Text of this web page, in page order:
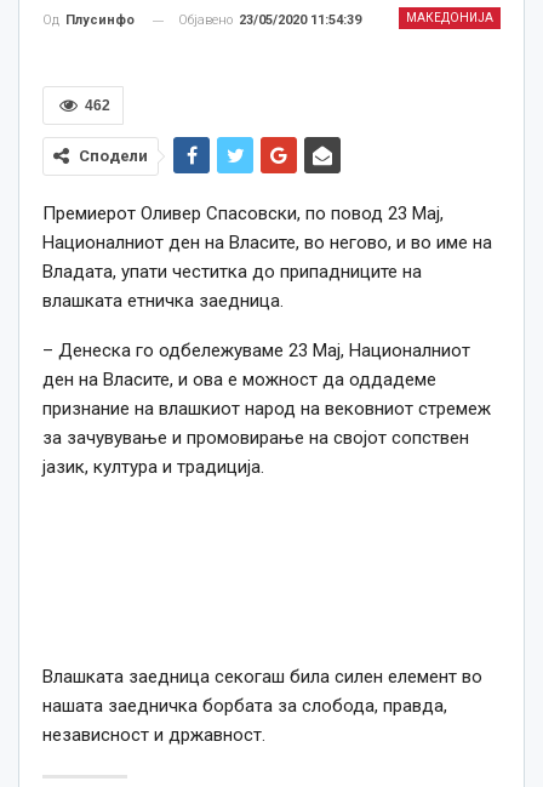
МАКЕДОНИЈА
Од Плусинфо Објавено 23/05/2020 11:54:39
462
Сподели
Премиерот Оливер Спасовски, по повод 23 Мај,
Националниот ден на Власите, во негово, и во име на
Владата, упати честитка до припадниците на
влашката етничка заедница.
– Денеска го одбележуваме 23 Мај, Националниот
ден на Власите, и ова е можност да оддадеме
признание на влашкиот народ на вековниот стремеж
за зачувување и промовирање на својот сопствен
јазик, култура и традиција.
Влашката заедница секогаш била силен елемент во
нашата заедничка борбата за слобода, правда,
независност и државност.